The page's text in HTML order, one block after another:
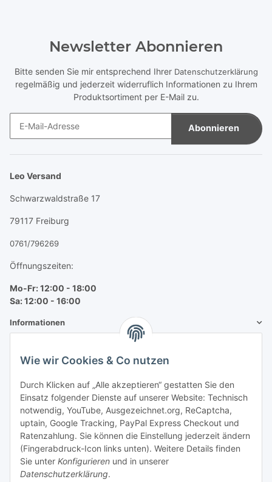
Wie wir Cookies & Co nutzen
Durch Klicken auf „Alle akzeptieren“ gestatten Sie den
Einsatz folgender Dienste auf unserer Website: Technisch
notwendig, YouTube, Ausgezeichnet.org, ReCaptcha,
uptain, Google Tracking, PayPal Express Checkout und
Ratenzahlung. Sie können die Einstellung jederzeit ändern
(Fingerabdruck-Icon links unten). Weitere Details finden
Sie unter Konfigurieren und in unserer
Datenschutzerklärung.
Newsletter Abonnieren
Bitte senden Sie mir entsprechend Ihrer Datenschutzerklärung
regelmäßig und jederzeit widerruflich Informationen zu Ihrem
Produktsortiment per E-Mail zu.
Abonnieren
Leo Versand
Schwarzwaldstraße 17
79117 Freiburg
0761/796269
Öffnungszeiten:
Mo-Fr: 12:00 - 18:00
Sa: 12:00 - 16:00
Informationen
Mehr über
Bequem zahlen